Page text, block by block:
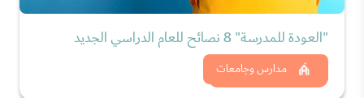
مدارس وجامعات
"العودة للمدرسة" 8 نصائح للعام الدراسي الجديد
شاهد الان